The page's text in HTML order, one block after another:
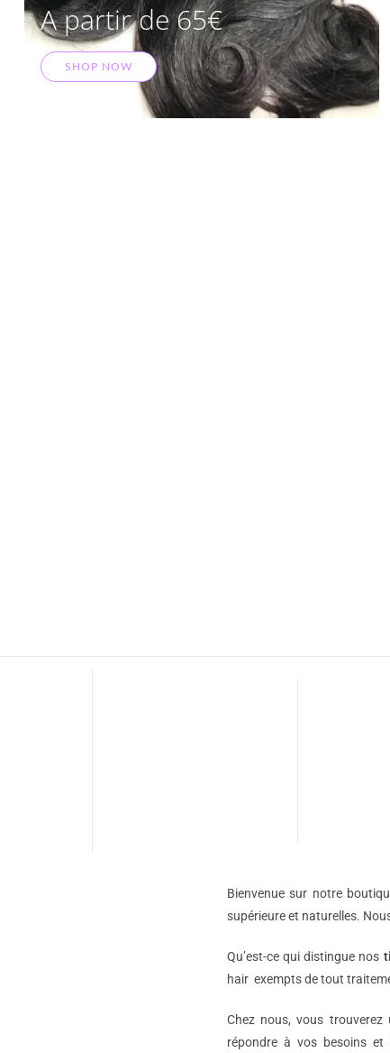
A partir de 65€
SHOP NOW
Bienvenue sur notre
supérieure et naturelles.
Qu’est-ce qui distingue nos
hair exempts de tout
Chez nous, vous
répondre à vos besoins et